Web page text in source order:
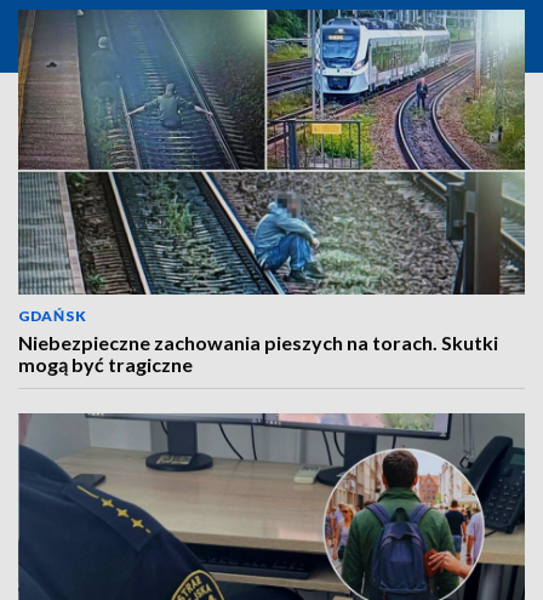
GDAŃSK
Niebezpieczne zachowania pieszych na torach. Skutki
mogą być tragiczne